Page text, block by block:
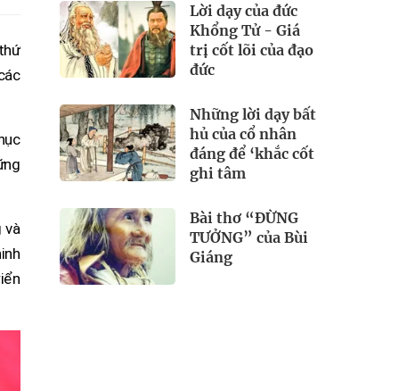
và
Lời dạy của đức
Khổng Tử - Giá
trị cốt lõi của đạo
đức
Những lời dạy bất
hủ của cổ nhân
đáng để ‘khắc cốt
ghi tâm
Bài thơ “ĐỪNG
TƯỞNG” của Bùi
Giáng